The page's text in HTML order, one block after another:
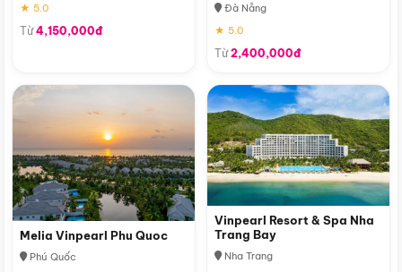
★ 5.0
Từ4,150,000đ
Đà Nẵng
★ 5.0
Từ2,400,000đ
Melia Vinpearl Phu Quoc
Phú Quốc
Vinpearl Resort & Spa Nha
Trang Bay
Nha Trang